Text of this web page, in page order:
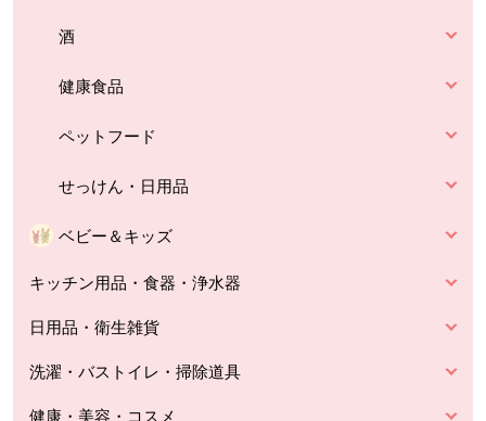
酒
健康食品
ペットフード
せっけん・日用品
ベビー＆キッズ
キッチン用品・食器・浄水器
日用品・衛生雑貨
洗濯・バストイレ・掃除道具
健康・美容・コスメ